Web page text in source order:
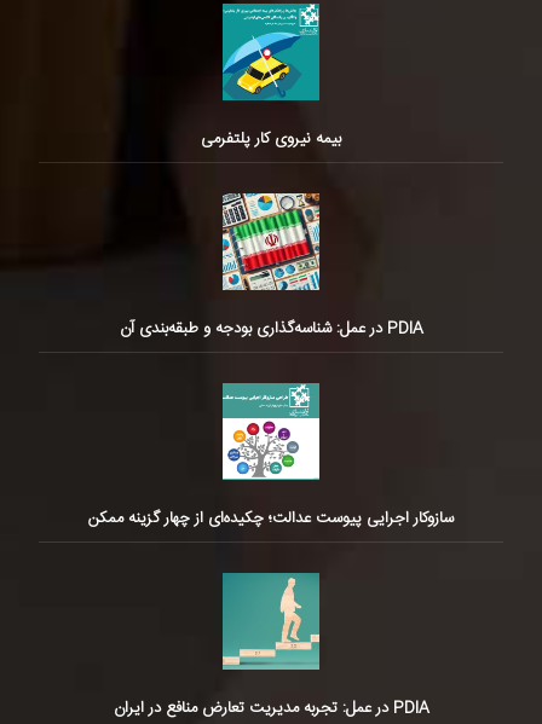
بیمه نیروی کار پلتفرمی
PDIA در عمل: شناسه‌گذاری بودجه و طبقه‌بندی آن
سازوکار اجرایی پیوست عدالت؛ چکیده‌ای از چهار گزینه ممکن
PDIA در عمل: تجربه مدیریت تعارض منافع در ایران